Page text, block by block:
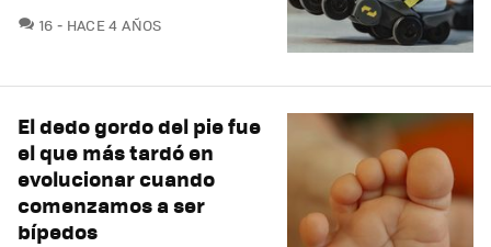
16 COMENTARIOS
HACE 4 AÑOS
El dedo gordo del pie fue
el que más tardó en
evolucionar cuando
comenzamos a ser
bípedos